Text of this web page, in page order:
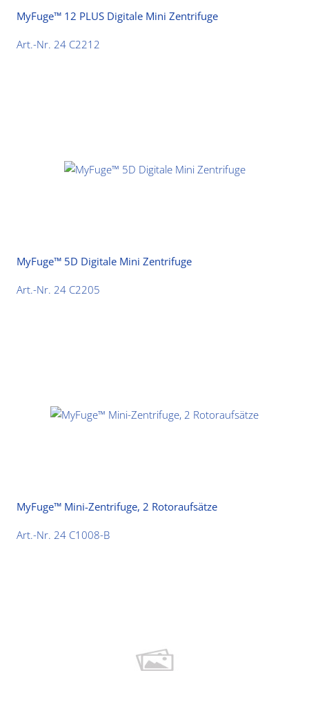
MyFuge™ 12 PLUS Digitale Mini Zentrifuge
Art.-Nr. 24 C2212
MyFuge™ 5D Digitale Mini Zentrifuge
Art.-Nr. 24 C2205
MyFuge™ Mini-Zentrifuge, 2 Rotoraufsätze
Art.-Nr. 24 C1008-B